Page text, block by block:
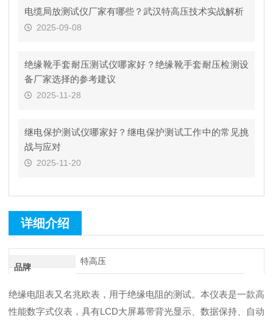
电缆局放测试仪厂家有哪些？武汉特高压技术实战解析
2025-09-08
绝缘靴手套耐压测试仪哪家好？绝缘靴手套耐压检测设
备厂家选择的参考建议
2025-11-28
继电保护测试仪哪家好？继电保护测试工作中的常见挑
战与应对
2025-11-20
详细介绍
品牌
特高压
绝缘电阻表又名兆欧表，用于绝缘电阻的测试。本仪表是一款高
性能数字式仪表，具有LCD大屏幕带背光显示、数据保持、自动